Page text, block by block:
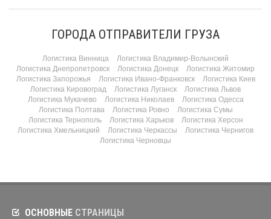
ГОРОДА ОТПРАВИТЕЛИ ГРУЗА
Логистика Винница
Логистика Владимир-Волынский
Логистика Днепропетровск
Логистика Донецк
Логистика Житомир
Логистика Запорожья
Логистика Ивано-Франковск
Логистика Киев
Логистика Кировоград
Логистика Луганск
Логистика Львов
Логистика Мукачево
Логистика Николаев
Логистика Одесса
Логистика Полтава
Логистика Ровно
Логистика Сумы
Логистика Тернополь
Логистика Харьков
Логистика Херсон
Логистика Хмельницкий
Логистика Черкассы
Логистика Чернигов
Логистика Черновцы
ОСНОВНЫЕ СТРАНИЦЫ